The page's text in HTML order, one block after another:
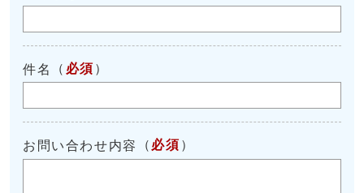
件名 （ 必須 ）
お問い合わせ内容 （ 必須 ）